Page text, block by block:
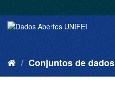
Conjuntos de dados